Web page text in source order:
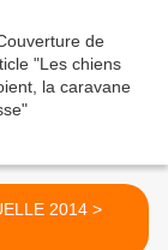
MUTUELLE 2014 >